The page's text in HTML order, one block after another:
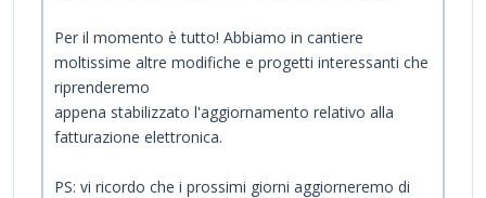
Per il momento è tutto! Abbiamo in cantiere
moltissime altre modifiche e progetti interessanti che
riprenderemo
appena stabilizzato l'aggiornamento relativo alla
fatturazione elettronica.
PS: vi ricordo che i prossimi giorni aggiorneremo di